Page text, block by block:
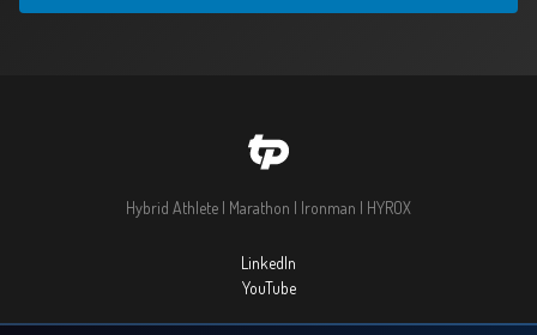
Hybrid Athlete | Marathon | Ironman | HYROX
LinkedIn
YouTube